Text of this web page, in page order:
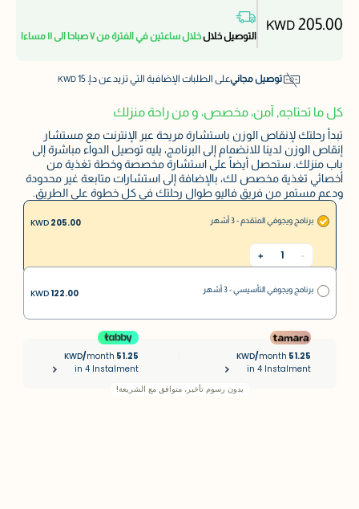
205.00
KWD
التوصيل خلالخلال ساعتين في الفترة من ٧ صباحا الى ١١ مساءا
توصيل مجانيعلى الطلبات الإضافية التي تزيد عن د.إ.15
KWD
كل ما تحتاجه, آمن، مخصص، و من راحة منزلك
تبدأ رحلتك لإنقاص الوزن باستشارة مريحة عبر الإنترنت مع مستشار
إنقاص الوزن لدينا للانضمام إلى البرنامج، يليه توصيل الدواء مباشرة إلى
باب منزلك. ستحصل أيضاً على استشارة مخصصة وخطة تغذية من
أخصائي تغذية مخصص لك، بالإضافة إلى استشارات متابعة غير محدودة
ودعم مستمر من فريق فاليو طوال رحلتك في كل خطوة على الطريق.
برنامج ويجوفي المتقدم - 3 أشهر
-
1
+
205.00
KWD
برنامج ويجوفي التأسيسي - 3 أشهر 122.00
KWD
51.25
KWD/month
in 4 Instalment
51.25
KWD/month
in 4 Instalment
بدون رسوم تأخير، متوافق مع الشريعة!